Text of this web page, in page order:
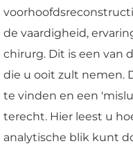
de vaardigheid,
chirurg. Dit is een van
die u ooit zult nemen.
te vinden en een
terecht. Hier leest u
analytische blik kunt